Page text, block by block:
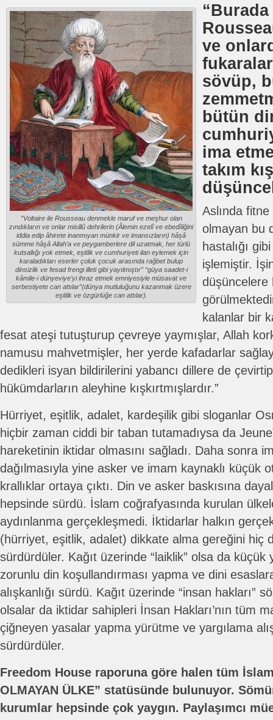
”Voltaire ile Rousseau denmekle maruf ve meşhur olan
zındıkların ve onlar misillû dehrilerin (Âlemin ezelî ve ebedîliğini
iddia edip âhirete inanmıyan münkir ve imansızların) hâşâ
sümme hâşâ Allah’a ve peygamberlere dil uzatmak, her türlü
kutsallığı yok etmek, eşitlik ve cumhuriyeti ilan eylemek için
karaladıkları eserler çoluk çocuk arasında rağbet bulup
dinsizlik ve fesad frengi illeti gibi yayılmıştır” “güya saadet-i
kâmile-i dünyeviye’yi ihraz etmek emniyesiyle müsavat ve
serbestiyete can attılar”(dünya mutluluğunu kazanmak üzere
eşitlik ve özgürlüğe can attılar).
ve
sövüp,
bütün
ima
takım
Aslında
olmayan bu
hastalığı
işlemiştir.
düşüncelere
kalanlar bir
fesat ateşi tutuşturup çevreye yaymışlar, Allah
namusu mahvetmişler, her yerde kafadarlar
dedikleri isyan bildirilerini yabancı dillere de
hükümdarların aleyhine kışkırtmışlardır.”
Hürriyet, eşitlik, adalet, kardeşilik gibi sloganlar
hiçbir zaman ciddi bir taban tutamadıysa da
hareketinin iktidar olmasını sağladı. Daha sonra
dağılmasıyla yine asker ve imam kaynaklı küçük
krallıklar ortaya çıktı. Din ve asker baskısına
hepsinde sürdü. İslam coğrafyasında kurulan
aydınlanma gerçekleşmedi. İktidarlar halkın
(hürriyet, eşitlik, adalet) dikkate alma gereğini hiç
sürdürdüler. Kağıt üzerinde “laiklik” olsa da
zorunlu din koşullandırması yapma ve dini
alışkanlığı sürdü. Kağıt üzerinde “insan hakları”
olsalar da iktidar sahipleri İnsan Hakları’nın tüm
çiğneyen yasalar yapma yürütme ve yargılama
sürdürdüler.
Freedom House raporuna göre halen tüm
OLMAYAN ÜLKE” statüsünde bulunuyor.
kurumlar hepsinde çok yaygın. Paylaşımcı